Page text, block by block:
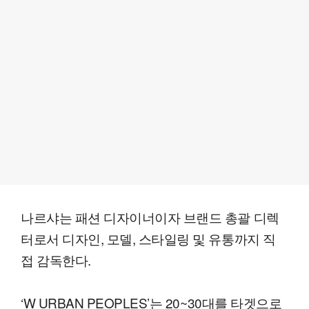
나르샤는 패션 디자이너이자 브랜드 총괄 디렉
터로서 디자인, 모델, 스타일링 및 유통까지 직
접 감독한다.
‘W URBAN PEOPLES’는 20~30대를 타겟으로